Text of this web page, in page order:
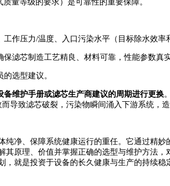
作压力/温度、入口污染水平（目标除水效
滤芯制造工艺精良、材料可靠，性能参数真实
选型建议。
备维护手册或滤芯生产商建议的周期进行更换
导致滤芯破裂，污染物瞬间涌入下游系统，
净、保障系统健康运行的重任。它通过精
原理、价值并掌握正确的选型与维护方法
就是投资于设备的长久健康与生产的持续稳